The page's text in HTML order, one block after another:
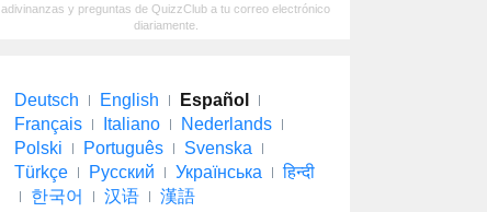
adivinanzas y preguntas de QuizzClub a tu correo electrónico
diariamente.
Deutsch English
Español
Français
Italiano
Nederlands
Polski
Português
Svenska
Türkçe
Русский Українська
हिन्दी
한국어
汉语 漢語